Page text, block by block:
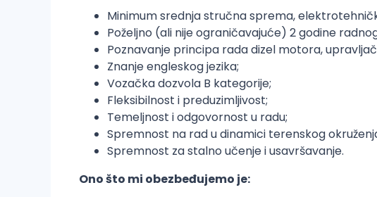
Minimum srednja stručna sprema,
Poželjno (ali nije ograničavajuće) 2 godine
Poznavanje principa rada dizel motora,
Znanje engleskog jezika;
Vozačka dozvola B kategorije;
Fleksibilnost i preduzimljivost;
Temeljnost i odgovornost u radu;
Spremnost na rad u dinamici terenskog
Spremnost za stalno učenje i usavršavanje.
Ono što mi obezbeđujemo je: